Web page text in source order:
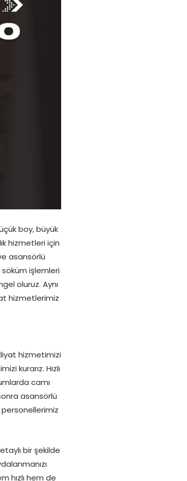
boy, büyük
hizmetleri için
asansörlü
söküm işlemleri
oluruz. Aynı
hizmetlerimiz
hizmetimizi
kurarız. Hızlı
camı
asansörlü
personellerimiz
bir şekilde
hızlı hem de